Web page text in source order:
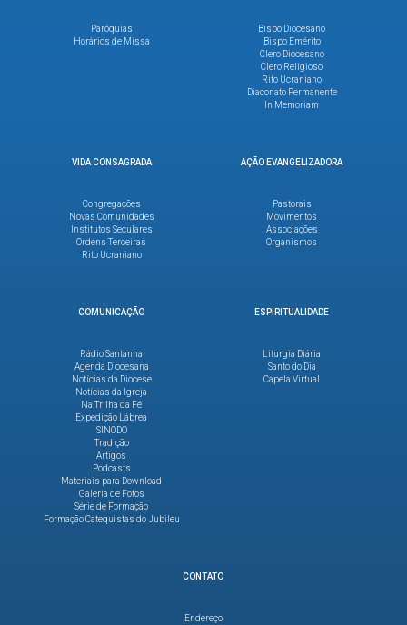
Paróquias
Horários de Missa
Bispo Diocesano
Bispo Emérito
Clero Diocesano
Clero Religioso
Rito Ucraniano
Diaconato Permanente
In Memoriam
VIDA CONSAGRADA
Congregações
Novas Comunidades
Institutos Seculares
Ordens Terceiras
Rito Ucraniano
AÇÃO EVANGELIZADORA
Pastorais
Movimentos
Associações
Organismos
COMUNICAÇÃO
Rádio Santanna
Agenda Diocesana
Notícias da Diocese
Notícias da Igreja
Na Trilha da Fé
Expedição Lábrea
SINODO
Tradição
Artigos
Podcasts
Materiais para Download
Galeria de Fotos
Série de Formação
Formação Catequistas do Jubileu
ESPIRITUALIDADE
Liturgia Diária
Santo do Dia
Capela Virtual
CONTATO
Endereço